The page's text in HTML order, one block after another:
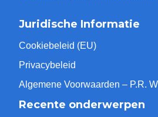
Juridische Informatie
Cookiebeleid (EU)
Privacybeleid
Algemene Voorwaarden – P.R.
Recente onderwerpen